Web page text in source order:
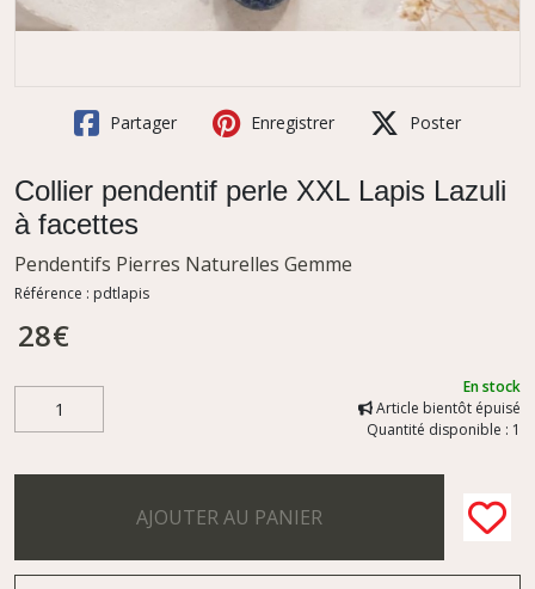
Partager Enregistrer Poster
Collier pendentif perle XXL Lapis Lazuli
à facettes
Pendentifs Pierres Naturelles Gemme
Référence : pdtlapis
28€
En stock
Article bientôt épuisé
Quantité disponible : 1
AJOUTER AU PANIER